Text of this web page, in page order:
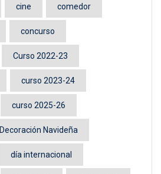
cine comedor
concurso
Curso 2022-23
curso 2023-24
curso 2025-26
Decoración Navideña
día internacional